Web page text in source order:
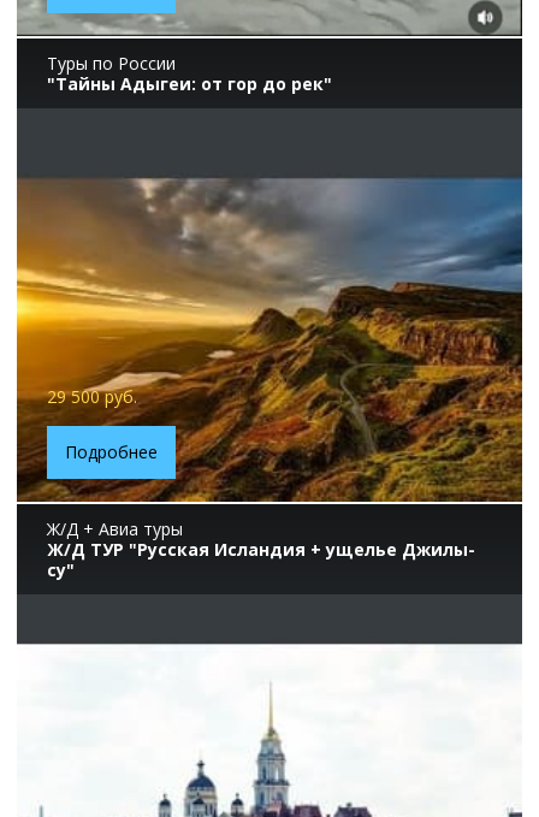
Туры по России
"Тайны Адыгеи: от гор до рек"
29 500 руб.
Подробнее
Ж/Д + Авиа туры
Ж/Д ТУР "Русская Исландия + ущелье Джилы-
су"